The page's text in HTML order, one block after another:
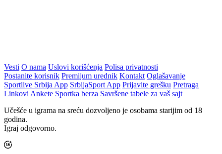
Vesti O nama Uslovi korišćenja Polisa privatnosti
Postanite korisnik Premijum urednik Kontakt Oglašavanje
Sportlive Srbija App SrbijaSport App Prijavite grešku Pretraga
Linkovi Ankete Sportka berza Savršene tabele za vaš sajt
Učešće u igrama na sreću dozvoljeno je osobama starijim od 18
godina.
Igraj odgovorno.